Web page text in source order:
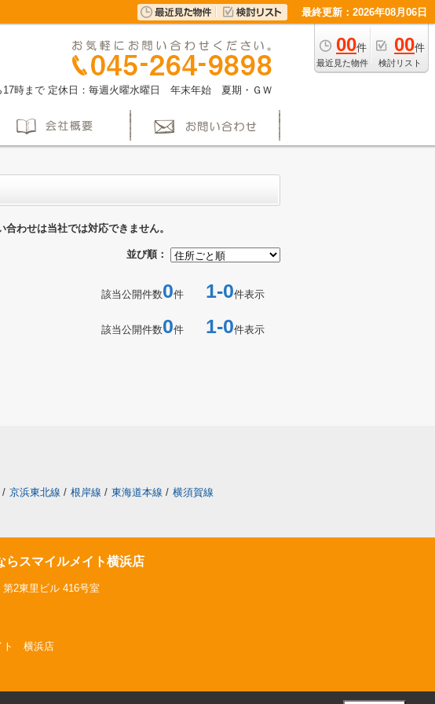
最終更新：2026年08月06日
00件
最近見た物件
00件
検討リスト
17時まで 定休日：毎週火曜水曜日 年末年始 夏期・ＧＷ
わせは当社では対応できません。
並び順：
該当公開件数0件 1-0件表示
該当公開件数0件 1-0件表示
/ 京浜東北線 / 根岸線 / 東海道本線 / 横須賀線
らスマイルメイト横浜店
2東里ビル 416号室
ト 横浜店